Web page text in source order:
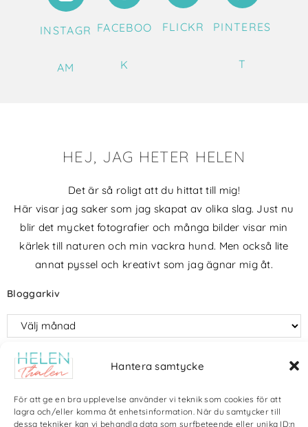
Hantera samtycke
För att ge en bra upplevelse använder vi teknik som cookies för att
lagra och/eller komma åt enhetsinformation. När du samtycker till
dessa tekniker kan vi behandla data som surfbeteende eller unika ID:n
INSTAGR
AM
FACEBOO
K
FLICKR PINTERES
T
HEJ, JAG HETER HELEN
Det är så roligt att du hittat till mig!
Här visar jag saker som jag skapat av olika slag. Just nu
blir det mycket fotografier och många bilder visar min
kärlek till naturen och min vackra hund. Men också lite
annat pyssel och kreativt som jag ägnar mig åt.
Bloggarkiv
Copyright Helen Thalen 2026 – All rights reserved. |
Cookiepolicy
| Produktion och sponsor: CoreIT, Örnsköldsvik